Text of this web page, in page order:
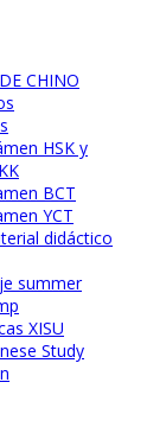
CHINO
HSK y
BCT
YCT
didáctico
summer
XISU
Study